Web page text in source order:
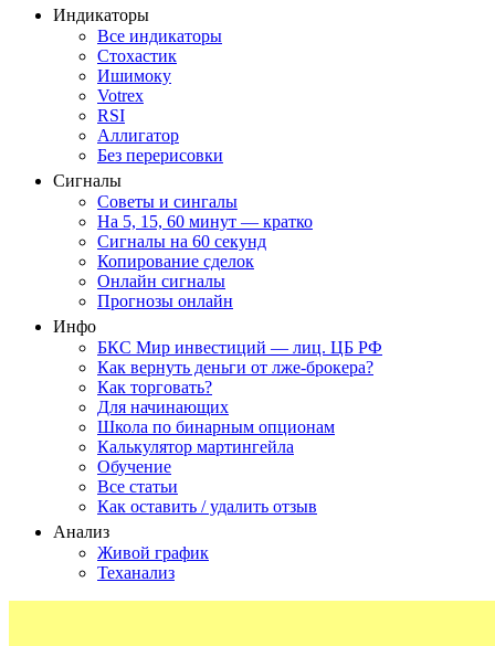
Индикаторы
Все индикаторы
Стохастик
Ишимоку
Votrex
RSI
Аллигатор
Без перерисовки
Сигналы
Советы и сингалы
На 5, 15, 60 минут — кратко
Сигналы на 60 секунд
Копирование сделок
Онлайн сигналы
Прогнозы онлайн
Инфо
БКС Мир инвестиций — лиц. ЦБ РФ
Как вернуть деньги от лже-брокера?
Как торговать?
Для начинающих
Школа по бинарным опционам
Калькулятор мартингейла
Обучение
Все статьи
Как оставить / удалить отзыв
Анализ
Живой график
Теханализ